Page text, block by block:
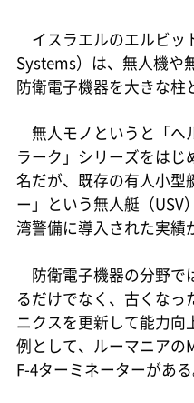
イスラエルのエルビッ
Systems）は、無人機や
防衛電子機器を大きな柱
無人モノというと「ヘ
ラーク」シリーズをはじ
名だが、既存の有人小型
ー」という無人艇（USV
湾警備に導入された実績
防衛電子機器の分野で
るだけでなく、古くなっ
ニクスを更新して能力向
例として、ルーマニアの
F-4ターミネーターがある